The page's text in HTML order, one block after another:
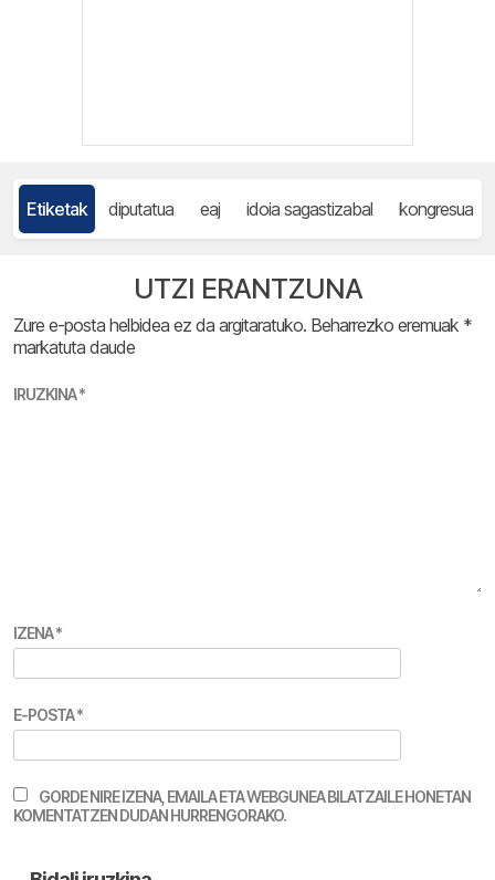
Etiketak diputatua eaj idoia sagastizabal kongresua
UTZI ERANTZUNA
Zure e-posta helbidea ez da argitaratuko. Beharrezko eremuak *
markatuta daude
IRUZKINA*
IZENA*
E-POSTA*
GORDE NIRE IZENA, EMAILA ETA WEBGUNEA BILATZAILE HONETAN
KOMENTATZEN DUDAN HURRENGORAKO.